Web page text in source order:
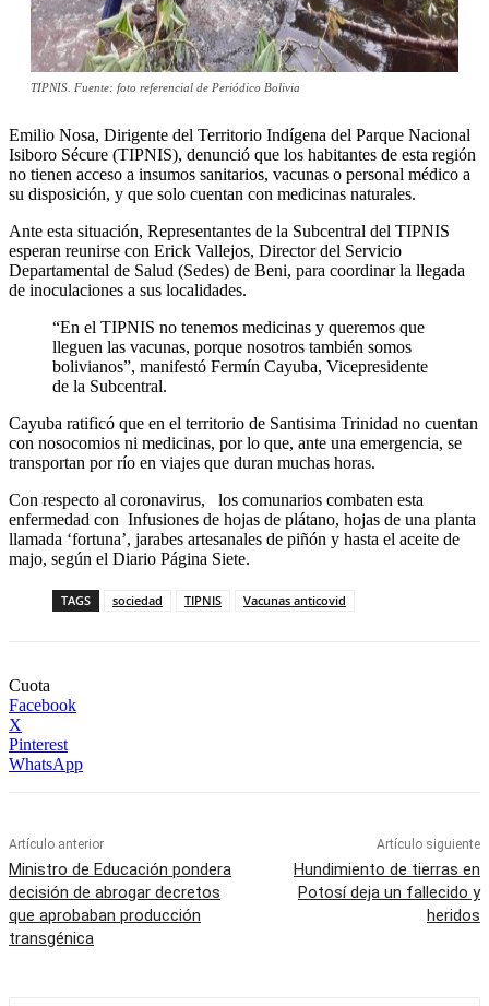
TIPNIS. Fuente: foto referencial de Periódico Bolivia
Emilio Nosa, Dirigente del Territorio Indígena del Parque Nacional
Isiboro Sécure (TIPNIS), denunció que los habitantes de esta región
no tienen acceso a insumos sanitarios, vacunas o personal médico a
su disposición, y que solo cuentan con medicinas naturales.
Ante esta situación, Representantes de la Subcentral del TIPNIS
esperan reunirse con Erick Vallejos, Director del Servicio
Departamental de Salud (Sedes) de Beni, para coordinar la llegada
de inoculaciones a sus localidades.
“En el TIPNIS no tenemos medicinas y queremos que
lleguen las vacunas, porque nosotros también somos
bolivianos”, manifestó Fermín Cayuba, Vicepresidente
de la Subcentral.
Cayuba ratificó que en el territorio de Santisima Trinidad no cuentan
con nosocomios ni medicinas, por lo que, ante una emergencia, se
transportan por río en viajes que duran muchas horas.
Con respecto al coronavirus, los comunarios combaten esta
enfermedad con Infusiones de hojas de plátano, hojas de una planta
llamada ‘fortuna’, jarabes artesanales de piñón y hasta el aceite de
majo, según el Diario Página Siete.
TAGS sociedad TIPNIS Vacunas anticovid
Cuota
Facebook
X
Pinterest
WhatsApp
Artículo anterior
Ministro de Educación pondera
decisión de abrogar decretos
que aprobaban producción
transgénica
Artículo siguiente
Hundimiento de tierras en
Potosí deja un fallecido y
heridos